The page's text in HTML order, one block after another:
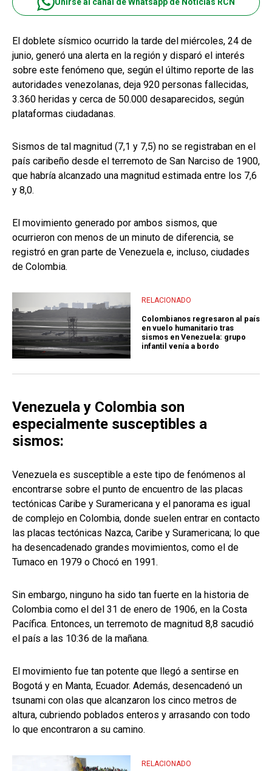
El doblete sísmico ocurrido la tarde del miércoles, 24 de
junio, generó una alerta en la región y disparó el interés
sobre este fenómeno que, según el último reporte de las
autoridades venezolanas, deja 920 personas fallecidas,
3.360 heridas y cerca de 50.000 desaparecidos, según
plataformas ciudadanas.
Sismos de tal magnitud (7,1 y 7,5) no se registraban en el
país caribeño desde el terremoto de San Narciso de 1900,
que habría alcanzado una magnitud estimada entre los 7,6
y 8,0.
El movimiento generado por ambos sismos, que
ocurrieron con menos de un minuto de diferencia, se
registró en gran parte de Venezuela e, incluso, ciudades
de Colombia.
RELACIONADO
Colombianos regresaron al país
en vuelo humanitario tras
sismos en Venezuela: grupo
infantil venía a bordo
Venezuela y Colombia son
especialmente susceptibles a
sismos:
Venezuela es susceptible a este tipo de fenómenos al
encontrarse sobre el punto de encuentro de las placas
tectónicas Caribe y Suramericana y el panorama es igual
de complejo en Colombia, donde suelen entrar en contacto
las placas tectónicas Nazca, Caribe y Suramericana; lo que
ha desencadenado grandes movimientos, como el de
Tumaco en 1979 o Chocó en 1991.
Sin embargo, ninguno ha sido tan fuerte en la historia de
Colombia como el del 31 de enero de 1906, en la Costa
Pacífica. Entonces, un terremoto de magnitud 8,8 sacudió
el país a las 10:36 de la mañana.
El movimiento fue tan potente que llegó a sentirse en
Bogotá y en Manta, Ecuador. Además, desencadenó un
tsunami con olas que alcanzaron los cinco metros de
altura, cubriendo poblados enteros y arrasando con todo
lo que encontraron a su camino.
RELACIONADO